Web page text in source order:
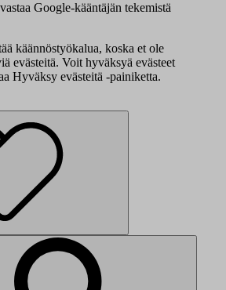
Google-kääntäjän tekemistä
käännöstyökalua, koska et ole
evästeitä. Voit hyväksyä evästeet
Hyväksy evästeitä -painiketta.